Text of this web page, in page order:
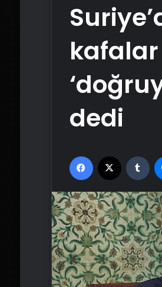
kafalar
dedi
Facebook